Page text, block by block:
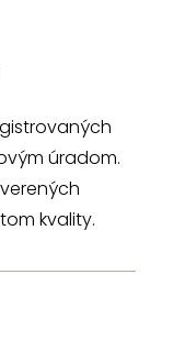
úradom.
kvality.